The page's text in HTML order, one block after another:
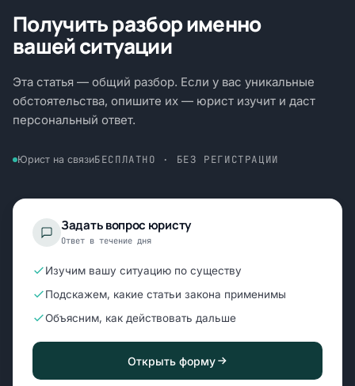
Получить разбор именно
вашей ситуации
Эта статья — общий разбор. Если у вас уникальные
обстоятельства, опишите их — юрист изучит и даст
персональный ответ.
Юрист на связиБЕСПЛАТНО · БЕЗ РЕГИСТРАЦИИ
Задать вопрос юристу
Ответ в течение дня
Изучим вашу ситуацию по существу
Подскажем, какие статьи закона применимы
Объясним, как действовать дальше
Открыть форму